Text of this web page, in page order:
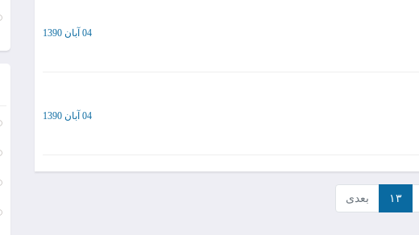
04 آبان 1390
04 آبان 1390
۱۳ بعدی